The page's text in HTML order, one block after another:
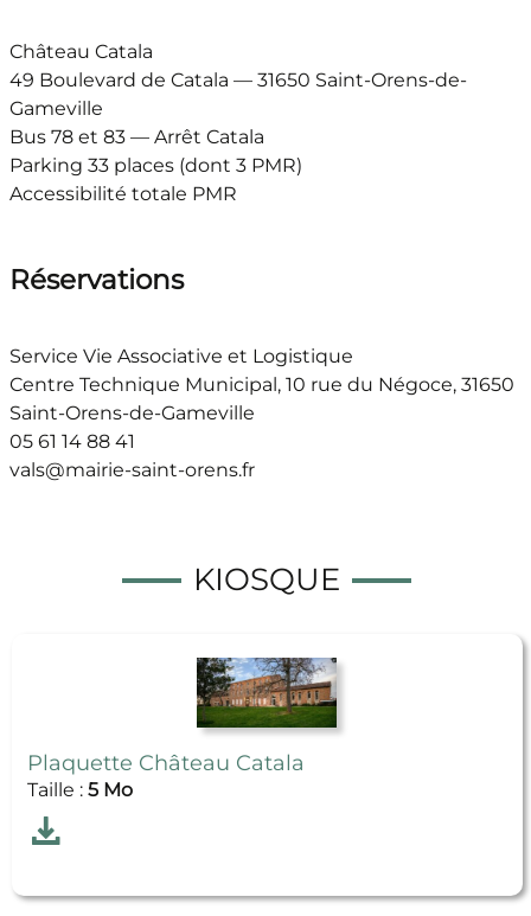
Château Catala
49 Boulevard de Catala — 31650 Saint-Orens-de-
Gameville
Bus 78 et 83 — Arrêt Catala
Parking 33 places (dont 3 PMR)
Accessibilité totale PMR
Réservations
Service Vie Associative et Logistique
Centre Technique Municipal, 10 rue du Négoce, 31650
Saint-Orens-de-Gameville
05 61 14 88 41
vals@mairie-saint-orens.fr
KIOSQUE
Plaquette Château Catala
Taille : 5 Mo
Télécharger